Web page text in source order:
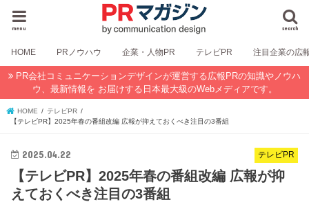
search
menu
HOME PRノウハウ 企業・人物PR テレビPR 注目企業の広
PR会社コミュニケーションデザインが運営する広報PRの知識やノウハ
ウ、最新情報を お届けする日本最大級のWebメディアです。
HOME
テレビPR
【テレビPR】2025年春の番組改編 広報が抑えておくべき注目の3番組
テレビPR
2025.04.22
【テレビPR】2025年春の番組改編 広報が抑
えておくべき注目の3番組